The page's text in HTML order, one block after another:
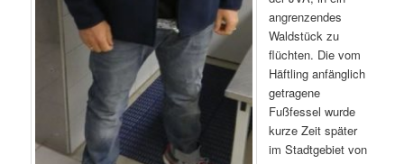
angrenzendes
Waldstück zu
flüchten. Die vom
Häftling anfänglich
getragene
Fußfessel wurde
kurze Zeit später
im Stadtgebiet von